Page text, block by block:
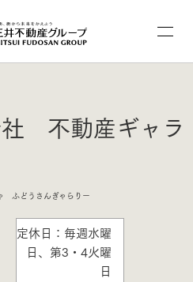
不動産ギャラ
ふどうさんぎゃらりー
定休日：毎週水曜
日、第3・4火曜
日